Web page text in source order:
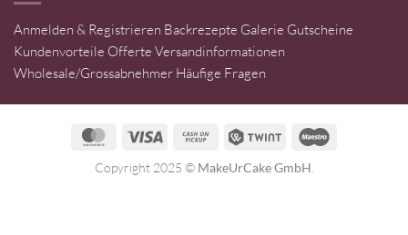
Anmelden & Registrieren Backrezepte Galerie Gutscheine
Kundenvorteile Offerte Versandinformationen
Wholesale/Grossabnehmer Häufige Fragen
MasterCardVisa
Cash
Pickup
Twint
Copyright 2025 © MakeUrCake GmbH